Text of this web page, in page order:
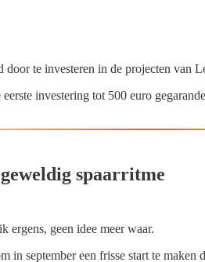
te investeren in de projecten van
eerste investering tot 500 euro
spaarritme
ergens, geen idee meer waar.
in september een frisse start te maken